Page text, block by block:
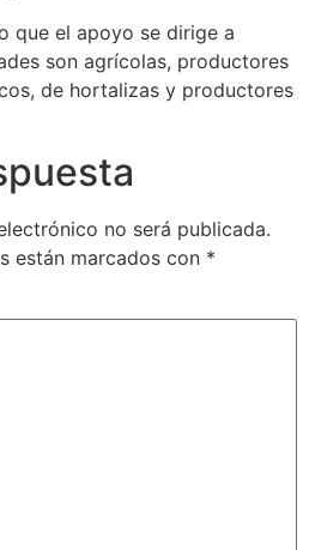
que el apoyo se dirige a
son agrícolas, productores
de hortalizas y productores
no será publicada.
están marcados con *